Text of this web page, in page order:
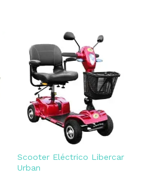
Scooter Eléctrico Libercar
Urban